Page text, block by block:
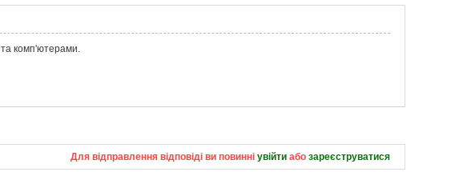
та комп'ютерами.
Для відправлення відповіді ви повинні увійти або зареєструватися